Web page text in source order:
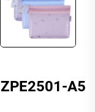
ZPE2501-A5 | حقيبة بسحّاب